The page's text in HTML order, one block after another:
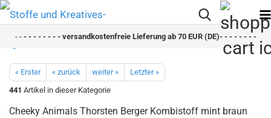
- -- - - - - - - - versandkostenfreie Lieferung ab 70 EUR (DE)- - - - - - - -
« Erster « zurück weiter »
Letzter »
441 Artikel in dieser Kategorie
Cheeky Animals Thorsten Berger Kombistoff mint braun